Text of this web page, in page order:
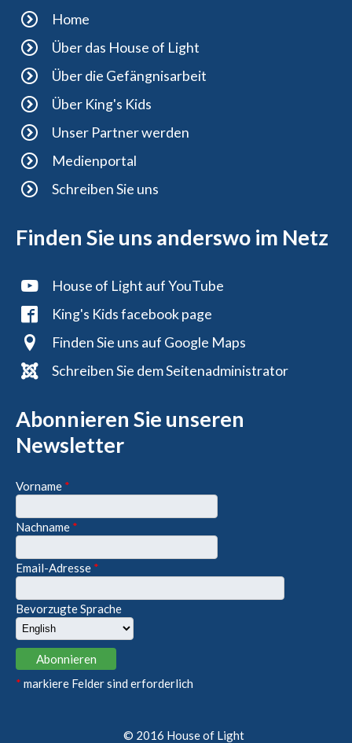
Home
Über das House of Light
Über die Gefängnisarbeit
Über King's Kids
Unser Partner werden
Medienportal
Schreiben Sie uns
Finden Sie uns anderswo im Netz
House of Light auf YouTube
King's Kids facebook page
Finden Sie uns auf Google Maps
Schreiben Sie dem Seitenadministrator
Abonnieren Sie unseren
Newsletter
Vorname *
Nachname *
Email-Adresse *
Bevorzugte Sprache
* markiere Felder sind erforderlich
© 2016 House of Light